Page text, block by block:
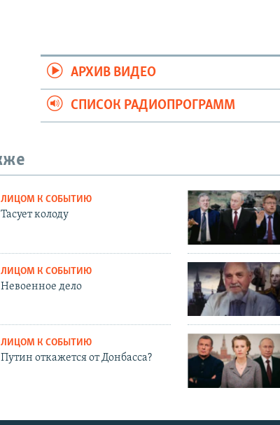
АРХИВ ВИДЕО
СПИСОК РАДИОПРОГРАММ
ЛИЦОМ К СОБЫТИЮ
Тасует колоду
ЛИЦОМ К СОБЫТИЮ
Невоенное дело
ЛИЦОМ К СОБЫТИЮ
Путин откажется от Донбасса?